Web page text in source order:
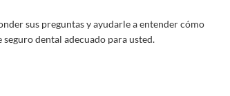
sus preguntas y ayudarle a entender cómo
dental adecuado para usted.